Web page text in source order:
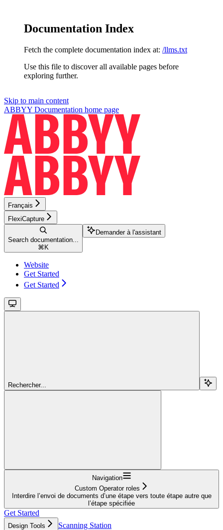
Documentation Index
Fetch the complete documentation index at: /llms.txt
Use this file to discover all available pages before
exploring further.
Skip to main content
ABBYY Documentation home page
Français
FlexiCapture
Search documentation...
⌘ K
Demander à l'assistant
Website
Get Started
Get Started
Rechercher...
Navigation
Custom Operator roles
Interdire l’envoi de documents d’une étape vers toute étape autre que
l’étape spécifiée
Get Started
Design Tools
Scanning Station